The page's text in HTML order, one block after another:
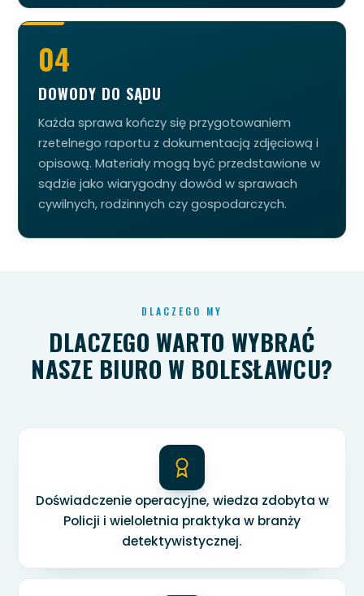
04
DOWODY DO SĄDU
Każda sprawa kończy się przygotowaniem
rzetelnego raportu z dokumentacją zdjęciową i
opisową. Materiały mogą być przedstawione w
sądzie jako wiarygodny dowód w sprawach
cywilnych, rodzinnych czy gospodarczych.
DLACZEGO MY
DLACZEGO WARTO WYBRAĆ
NASZE BIURO W BOLESŁAWCU?
Doświadczenie operacyjne, wiedza zdobyta w
Policji i wieloletnia praktyka w branży
detektywistycznej.